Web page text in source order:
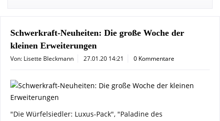
Schwerkraft-Neuheiten: Die große Woche der
kleinen Erweiterungen
Von: Lisette Bleckmann 27.01.20 14:21 0 Kommentare
"Die Würfelsiedler: Luxus-Pack", "Paladine des